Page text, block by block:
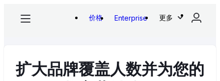
价格 Enterprise 更多
扩大品牌覆盖人数并为您的